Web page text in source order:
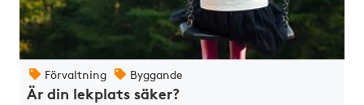
Förvaltning Byggande
Är din lekplats säker?